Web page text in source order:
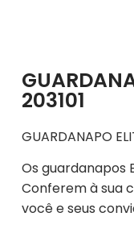
203101
GUARDANAPO
Os guardanapos
Conferem à sua
você e seus